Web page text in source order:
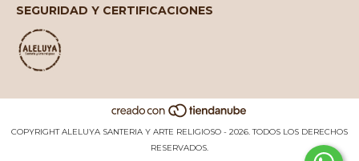
SEGURIDAD Y CERTIFICACIONES
COPYRIGHT ALELUYA SANTERIA Y ARTE RELIGIOSO - 2026. TODOS LOS DERECHOS
RESERVADOS.